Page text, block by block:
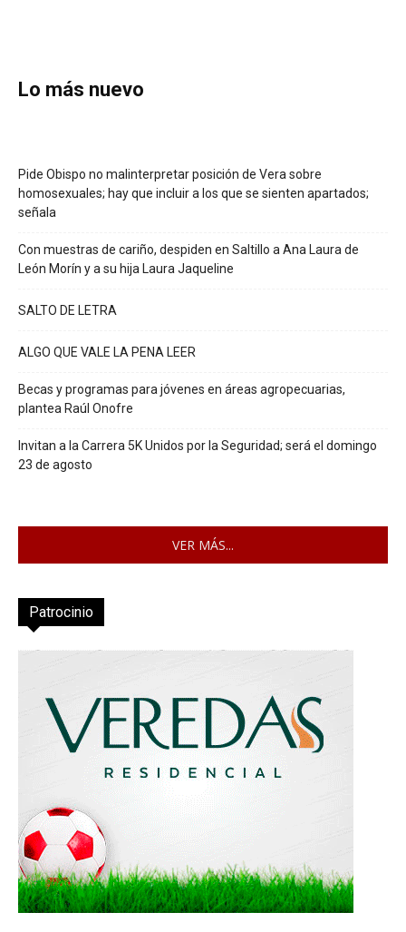
Lo más nuevo
Pide Obispo no malinterpretar posición de Vera sobre
homosexuales; hay que incluir a los que se sienten apartados;
señala
Con muestras de cariño, despiden en Saltillo a Ana Laura de
León Morín y a su hija Laura Jaqueline
SALTO DE LETRA
ALGO QUE VALE LA PENA LEER
Becas y programas para jóvenes en áreas agropecuarias,
plantea Raúl Onofre
Invitan a la Carrera 5K Unidos por la Seguridad; será el domingo
23 de agosto
VER MÁS...
Patrocinio